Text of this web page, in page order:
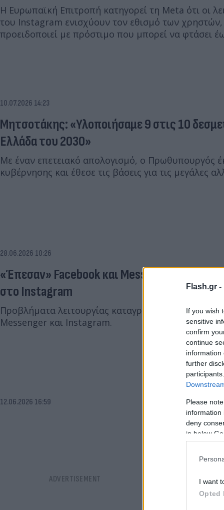
Flash.gr -
If you wish
sensitive
confirm
continue
information
further
Please
information
deny
in below
I want
Opted
Η Ευρωπαϊκή Επιτροπή κατηγορεί τη Meta ότι οι
του Instagram ενισχύουν τον εθισμό των χρηστών,
προειδοποιεί με πρόστιμο που μπορεί να φτάσει
10.07.2026 14:23
Μητσοτάκης: «Υλοποιήσαμε 9 στις 10
Ελλάδα του 2030»
Με έναν επετειακό απολογισμό, ο Πρωθυπουργός
κυβέρνησης και έθεσε τις βάσεις για τις μεγάλες
28.06.2026 10:26
«Έπεσαν» Facebook και Messenger:
στο Instagram
Προβλήματα λειτουργίας καταγράφονται τις
Messenger και Instagram.
12.06.2026 16:59